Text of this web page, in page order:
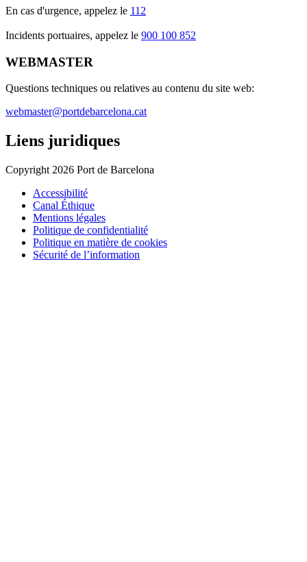
En cas d'urgence, appelez le 112
Incidents portuaires, appelez le 900 100 852
WEBMASTER
Questions techniques ou relatives au contenu du site web:
webmaster@portdebarcelona.cat
Liens juridiques
Copyright 2026 Port de Barcelona
Accessibilité
Canal Éthique
Mentions légales
Politique de confidentialité
Politique en matière de cookies
Sécurité de l’information